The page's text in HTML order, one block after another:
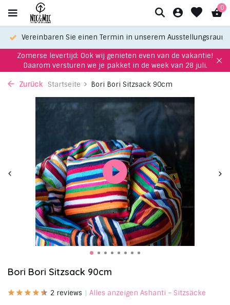
0
Vereinbaren Sie einen Termin in unserem Ausstellungsraum
Zomerse levertijd: Ook wij genieten even van de vakantie!
Daarom versturen we je pakket in de week van 28 juli.
Zurück Startseite Bori Bori Sitzsack 90cm
Bori Bori Sitzsack 90cm
2 reviews Alles anzeigen Ashanti – Sitzsäcke